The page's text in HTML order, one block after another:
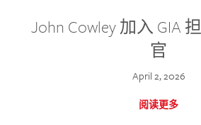
John Cowley 加入 GIA
官
April 2, 2026
阅读更多